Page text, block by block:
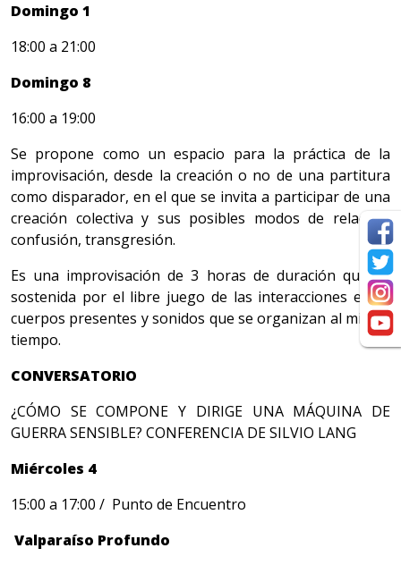
Domingo 1
18:00 a 21:00
Domingo 8
16:00 a 19:00
Se propone como un espacio para la práctica de la
improvisación, desde la creación o no de una partitura
como disparador, en el que se invita a participar de una
creación colectiva y sus posibles modos de relación,
confusión, transgresión.
Es una improvisación de 3 horas de duración que es
sostenida por el libre juego de las interacciones entre
cuerpos presentes y sonidos que se organizan al mismo
tiempo.
CONVERSATORIO
¿CÓMO SE COMPONE Y DIRIGE UNA MÁQUINA DE
GUERRA SENSIBLE? CONFERENCIA DE SILVIO LANG
Miércoles 4
15:00 a 17:00 / Punto de Encuentro
Valparaíso Profundo